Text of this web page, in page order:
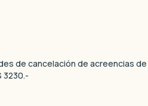
de cancelación de acreencias
3230.-